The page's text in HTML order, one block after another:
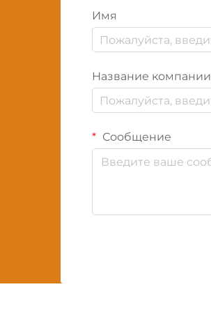
Имя
Название компании
Сообщение